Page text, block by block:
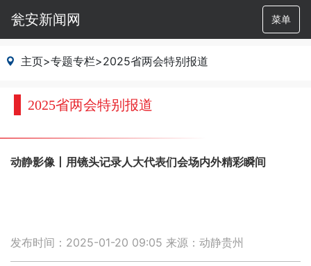
瓮安新闻网 菜单
主页>专题专栏>2025省两会特别报道
2025省两会特别报道
动静影像丨用镜头记录人大代表们会场内外精彩瞬间
发布时间：2025-01-20 09:05 来源：动静贵州